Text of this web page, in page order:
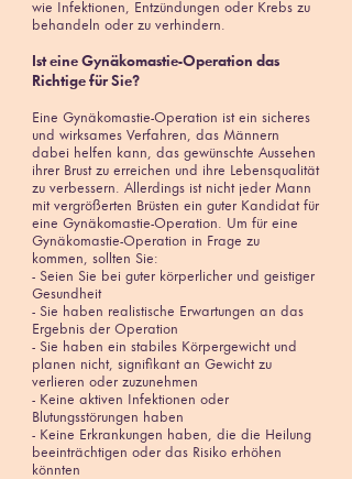
wie Infektionen, Entzündungen oder Krebs zu
behandeln oder zu verhindern.
Ist eine Gynäkomastie-Operation das
Richtige für Sie?
Eine Gynäkomastie-Operation ist ein sicheres
und wirksames Verfahren, das Männern
dabei helfen kann, das gewünschte Aussehen
ihrer Brust zu erreichen und ihre Lebensqualität
zu verbessern. Allerdings ist nicht jeder Mann
mit vergrößerten Brüsten ein guter Kandidat für
eine Gynäkomastie-Operation. Um für eine
Gynäkomastie-Operation in Frage zu
kommen, sollten Sie:
- Seien Sie bei guter körperlicher und geistiger
Gesundheit
- Sie haben realistische Erwartungen an das
Ergebnis der Operation
- Sie haben ein stabiles Körpergewicht und
planen nicht, signifikant an Gewicht zu
verlieren oder zuzunehmen
- Keine aktiven Infektionen oder
Blutungsstörungen haben
- Keine Erkrankungen haben, die die Heilung
beeinträchtigen oder das Risiko erhöhen
könnten